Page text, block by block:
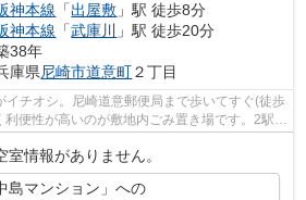
神本線 「出屋敷 」駅 徒歩8分
神本線 「武庫川
」駅 徒歩20分
38年
庫県尼崎市道意町２丁目
イチオシ。尼崎道意郵便局まで歩いてすぐ(徒歩
便性が高いのが敷地内ごみ置き場です。2駅利
室情報がありません。
島マンション」への